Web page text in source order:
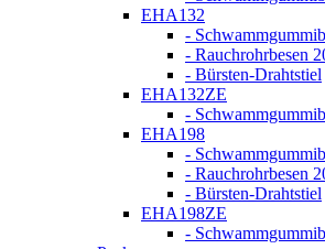
EHA132
-
- Rauchrohrbesen
- Bürsten-Drahtstiel
EHA132ZE
-
EHA198
-
- Rauchrohrbesen
- Bürsten-Drahtstiel
EHA198ZE
-